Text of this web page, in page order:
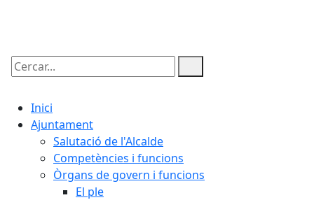
Cercar:
Inici
Ajuntament
Salutació de l'Alcalde
Competències i funcions
Òrgans de govern i funcions
El ple